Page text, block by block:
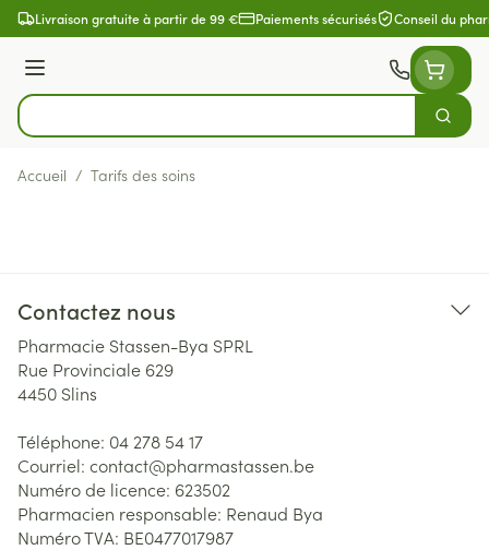
Aller au contenu
Livraison gratuite à partir de 99 € Paiements sécurisés Conseil du
Menu
Rechercher
Accueil / Tarifs des soins
Contactez nous
Pharmacie Stassen-Bya SPRL
Rue Provinciale 629
4450 Slins
Téléphone: 04 278 54 17
Courriel: contact@pharmastassen.be
Numéro de licence: 623502
Pharmacien responsable: Renaud Bya
Numéro TVA: BE0477017987